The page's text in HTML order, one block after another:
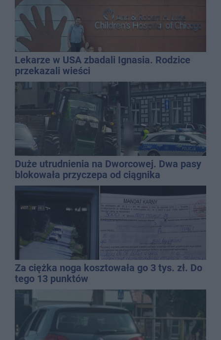
Lekarze w USA zbadali Ignasia. Rodzice
przekazali wieści
Duże utrudnienia na Dworcowej. Dwa pasy
blokowała przyczepa od ciągnika
Za ciężka noga kosztowała go 3 tys. zł. Do
tego 13 punktów